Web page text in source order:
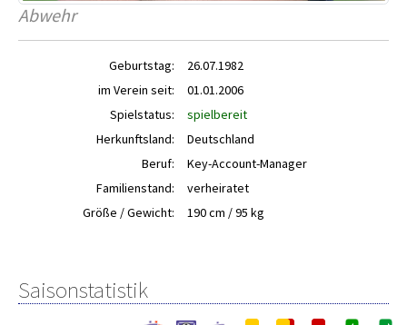
Abwehr
Geburtstag:
26.07.1982
im Verein seit:
01.01.2006
Spielstatus:
spielbereit
Herkunftsland:
Deutschland
Beruf:
Key-Account-Manager
Familienstand:
verheiratet
Größe / Gewicht:
190 cm / 95 kg
Saisonstatistik